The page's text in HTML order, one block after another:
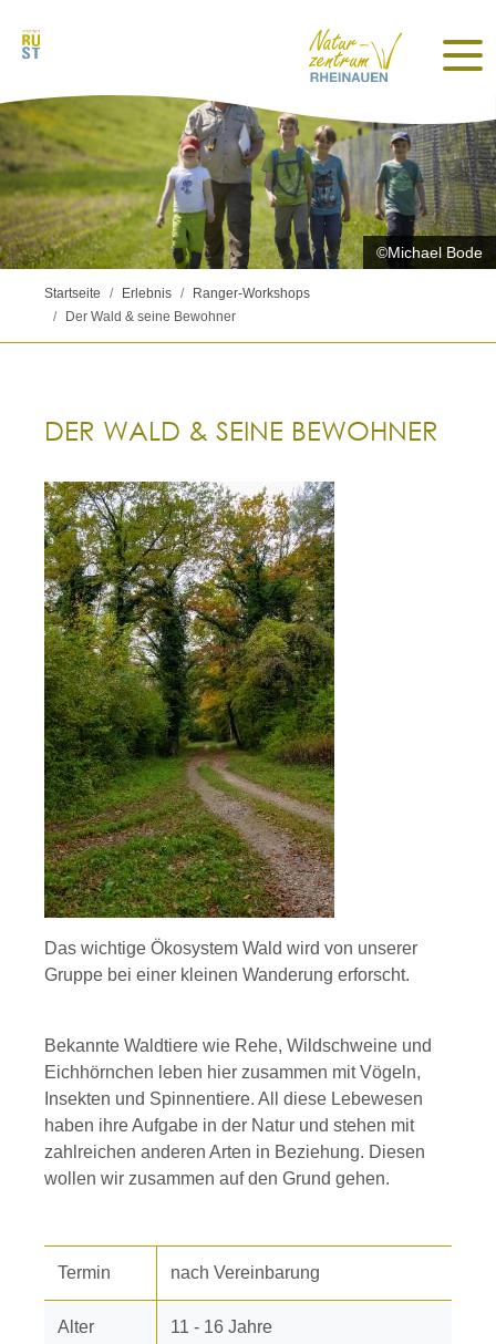
©Michael Bode
Startseite Erlebnis
Ranger-Workshops
Der Wald & seine Bewohner
DER WALD & SEINE BEWOHNER
Das wichtige Ökosystem Wald wird von unserer
Gruppe bei einer kleinen Wanderung erforscht.
Bekannte Waldtiere wie Rehe, Wildschweine und
Eichhörnchen leben hier zusammen mit Vögeln,
Insekten und Spinnentiere. All diese Lebewesen
haben ihre Aufgabe in der Natur und stehen mit
zahlreichen anderen Arten in Beziehung. Diesen
wollen wir zusammen auf den Grund gehen.
Termin nach Vereinbarung
Alter 11 - 16 Jahre